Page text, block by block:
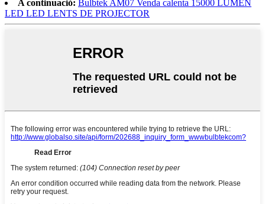
A continuació: Bulbtek AM07 Venda calenta 15000 LUMEN
LED LED LENTS DE PROJECTOR